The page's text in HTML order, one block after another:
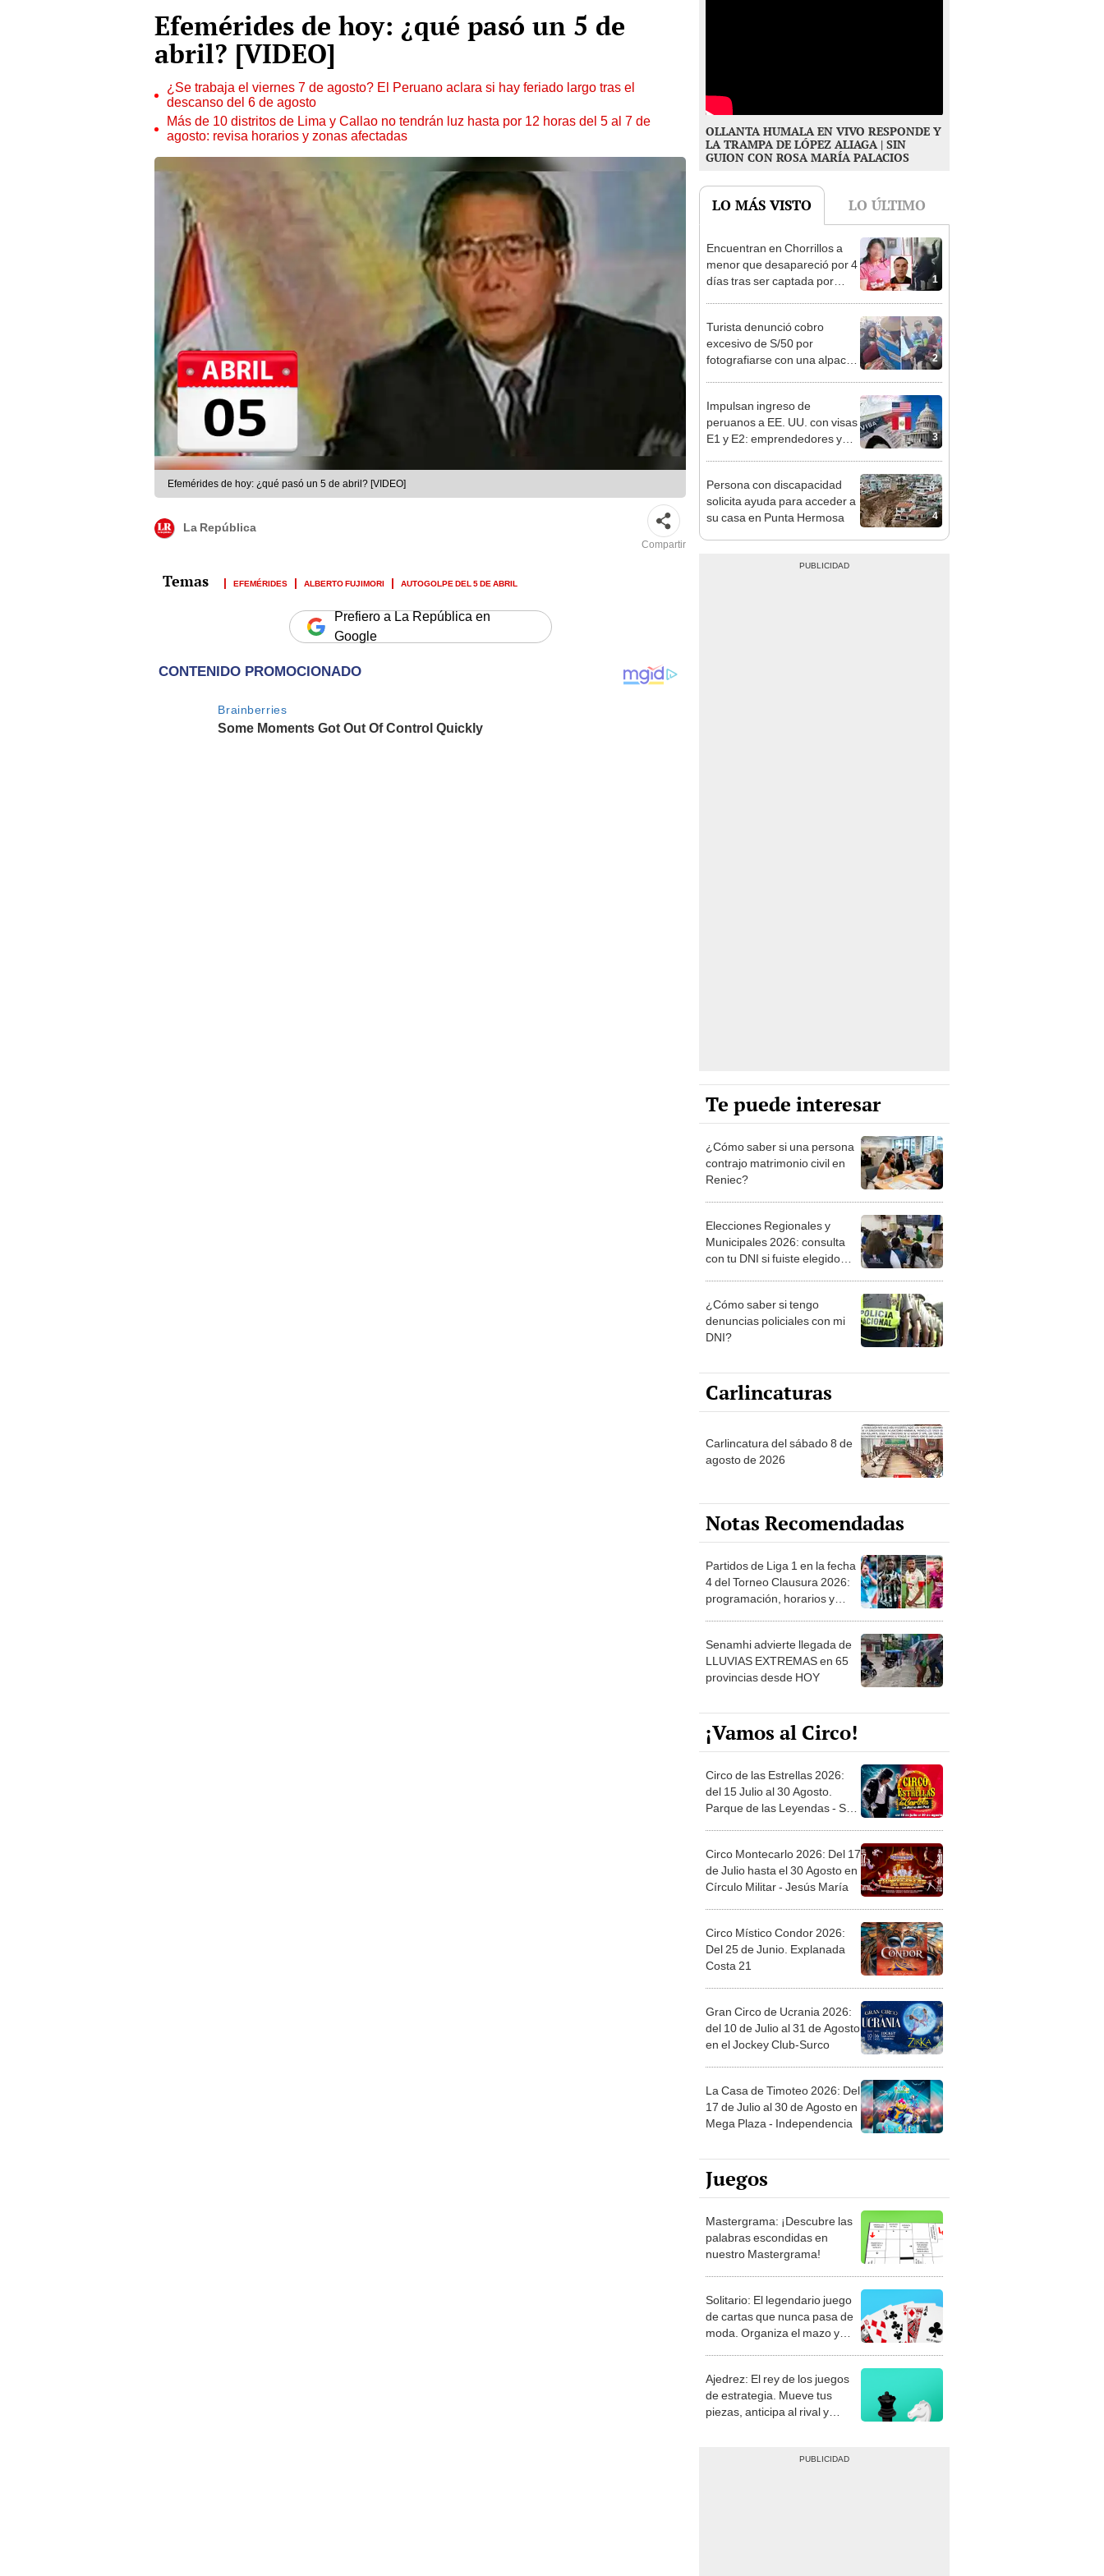
Efemérides de hoy: ¿qué pasó un 5 de
abril? [VIDEO]
¿Se trabaja el viernes 7 de agosto? El Peruano aclara si hay feriado largo tras el
descanso del 6 de agosto
Más de 10 distritos de Lima y Callao no tendrán luz hasta por 12 horas del 5 al 7 de
agosto: revisa horarios y zonas afectadas
Efemérides de hoy: ¿qué pasó un 5 de abril? [VIDEO]
La República
Compartir
EFEMÉRIDES ALBERTO FUJIMORI AUTOGOLPE DEL 5 DE ABRIL
Prefiero a La República en
Google
OLLANTA HUMALA EN VIVO RESPONDE Y
LA TRAMPA DE LÓPEZ ALIAGA | SIN
GUION CON ROSA MARÍA PALACIOS
LO MÁS VISTO LO ÚLTIMO
1
Encuentran en Chorrillos a
menor que desapareció por 4
días tras ser captada por
2
Turista denunció cobro
excesivo de S/50 por
fotografiarse con una alpaca
3
Impulsan ingreso de
peruanos a EE. UU. con visas
E1 y E2: emprendedores y
4
Persona con discapacidad
solicita ayuda para acceder a
su casa en Punta Hermosa
Te puede interesar
¿Cómo saber si una persona
contrajo matrimonio civil en
Reniec?
Elecciones Regionales y
Municipales 2026: consulta
con tu DNI si fuiste elegido
la ONPE
¿Cómo saber si tengo
denuncias policiales con mi
DNI?
Carlincaturas
Carlincatura del sábado 8 de
agosto de 2026
Notas Recomendadas
Partidos de Liga 1 en la fecha
4 del Torneo Clausura 2026:
programación, horarios y
Senamhi advierte llegada de
LLUVIAS EXTREMAS en 65
provincias desde HOY
¡Vamos al Circo!
Circo de las Estrellas 2026:
del 15 Julio al 30 Agosto.
Parque de las Leyendas - San
Circo Montecarlo 2026: Del 17
de Julio hasta el 30 Agosto en
Círculo Militar - Jesús María
Circo Místico Condor 2026:
Del 25 de Junio. Explanada
Costa 21
Gran Circo de Ucrania 2026:
del 10 de Julio al 31 de Agosto
en el Jockey Club-Surco
La Casa de Timoteo 2026: Del
17 de Julio al 30 de Agosto en
Mega Plaza - Independencia
Juegos
Mastergrama: ¡Descubre las
palabras escondidas en
nuestro Mastergrama!
Solitario: El legendario juego
de cartas que nunca pasa de
moda. Organiza el mazo y
Ajedrez: El rey de los juegos
de estrategia. Mueve tus
piezas, anticipa al rival y